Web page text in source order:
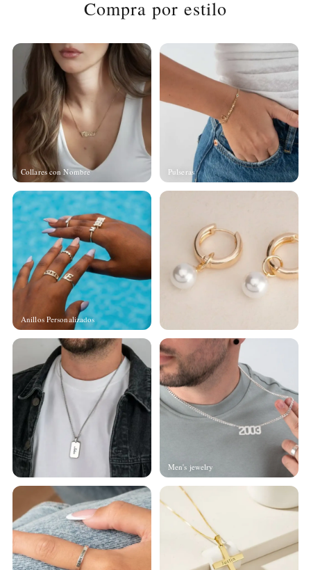
Compra por estilo
Collares con Nombre Pulseras
Anillos Personalizados
Men's jewelry